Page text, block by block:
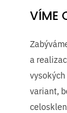
VÍME
a
variant,